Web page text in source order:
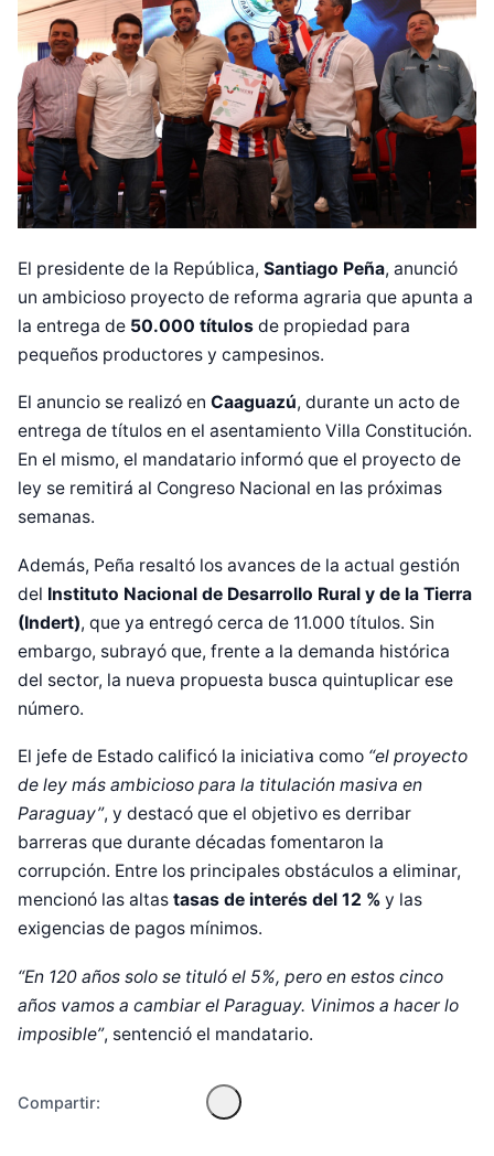
El presidente de la República, Santiago Peña, anunció
un ambicioso proyecto de reforma agraria que apunta a
la entrega de 50.000 títulos de propiedad para
pequeños productores y campesinos.
El anuncio se realizó en Caaguazú, durante un acto de
entrega de títulos en el asentamiento Villa Constitución.
En el mismo, el mandatario informó que el proyecto de
ley se remitirá al Congreso Nacional en las próximas
semanas.
Además, Peña resaltó los avances de la actual gestión
del Instituto Nacional de Desarrollo Rural y de la Tierra
(Indert), que ya entregó cerca de 11.000 títulos. Sin
embargo, subrayó que, frente a la demanda histórica
del sector, la nueva propuesta busca quintuplicar ese
número.
El jefe de Estado calificó la iniciativa como “el proyecto
de ley más ambicioso para la titulación masiva en
Paraguay”, y destacó que el objetivo es derribar
barreras que durante décadas fomentaron la
corrupción. Entre los principales obstáculos a eliminar,
mencionó las altas tasas de interés del 12 % y las
exigencias de pagos mínimos.
“En 120 años solo se tituló el 5%, pero en estos cinco
años vamos a cambiar el Paraguay. Vinimos a hacer lo
imposible”, sentenció el mandatario.
Compartir: